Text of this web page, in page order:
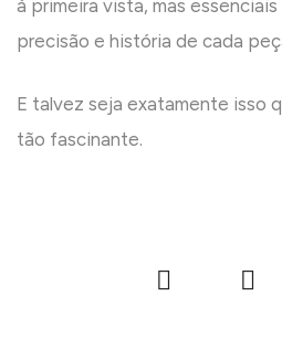
à primeira vista, mas
precisão e história de cada
E talvez seja exatamente isso
tão fascinante.